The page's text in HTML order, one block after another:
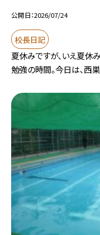
公開日 2026/07/24
校長日記
夏休みですが、いえ夏休
勉強の時間。今日は、西